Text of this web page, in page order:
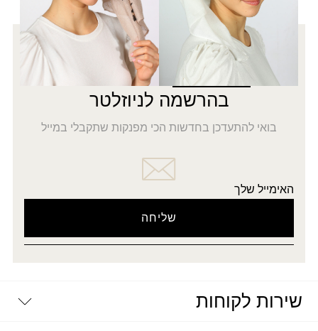
רוצה להתעדכן לפני כולן?
5% הנחה
על כל האתר
בהרשמה לניוזלטר
בואי להתעדכן בחדשות הכי מפנקות שתקבלי במייל
האימייל שלך
שירות לקוחות